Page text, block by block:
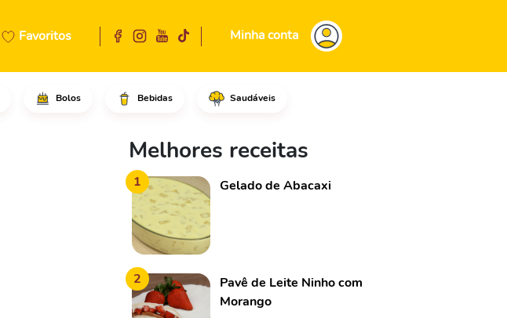
Favoritos Minha conta
Bolos Bebidas Saudáveis
Melhores receitas
1 Gelado de Abacaxi
2
Pavê de Leite Ninho com
Morango